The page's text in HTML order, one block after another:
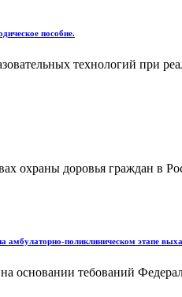
пособие.
технологий при
охраны доровья граждан в
амбулаторно-поликлиническом этапе
тебований